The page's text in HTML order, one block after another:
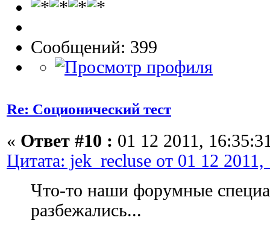
Сообщений: 399
Re: Соционический тест
« Ответ #10 : 01 12 2011,
Цитата: jek_recluse от 01 12 2011,
Что-то наши форумные
разбежались...